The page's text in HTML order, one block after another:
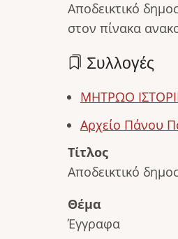
Αποδεικτικό
στον πίνακα
Συλλογές
ΜΗΤΡΩΟ
Αρχείο Πάνου
Τίτλος
Αποδεικτικό
Θέμα
Έγγραφα